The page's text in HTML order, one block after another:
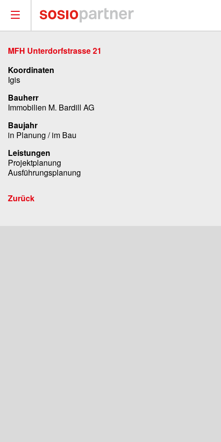
MFH Unterdorfstrasse 21
Koordinaten
Igis
Bauherr
Immobilien M. Bardill AG
Baujahr
in Planung / im Bau
Leistungen
Projektplanung
Ausführungsplanung
Zurück